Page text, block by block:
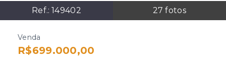
Ref.:149402 27 fotos
Venda
R$699.000,00